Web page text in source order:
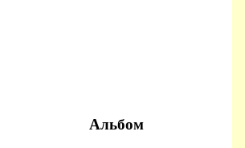
Альбом